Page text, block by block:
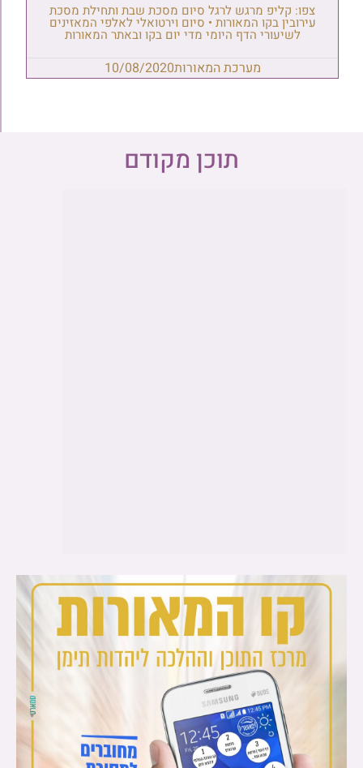
צפו: קליפ מרגש לרגל סיום מסכת שבת ותחילת מסכת
עירובין בקו המאורות • סיום וירטואלי לאלפי המאזינים
לשיעורי הדף היומי מדי יום בקו ובאתר המאורות
מערכת המאורות10/08/2020
תוכן מקודם